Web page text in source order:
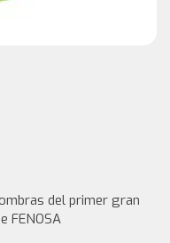
del primer gran
FENOSA